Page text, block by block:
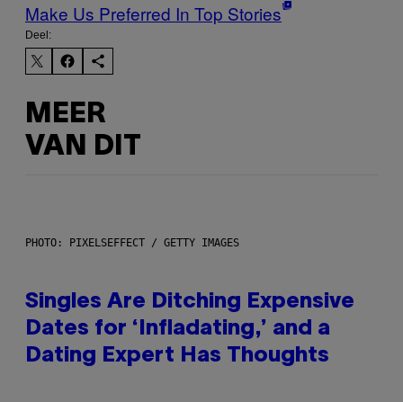
Make Us Preferred In Top Stories
Deel:
MEER
VAN DIT
PHOTO: PIXELSEFFECT / GETTY IMAGES
Singles Are Ditching Expensive
Dates for ‘Infladating,’ and a
Dating Expert Has Thoughts